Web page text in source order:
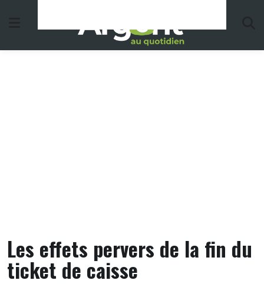
Les effets pervers de la fin du
ticket de caisse